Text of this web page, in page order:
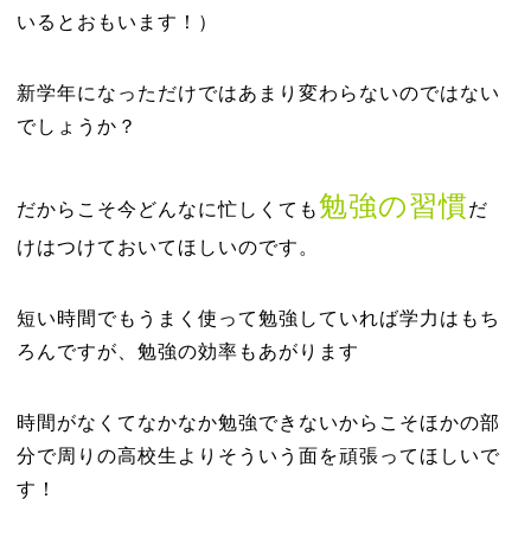
いるとおもいます！）
新学年になっただけではあまり変わらないのではない
でしょうか？
だからこそ今どんなに忙しくても勉強の習慣だ
けはつけておいてほしいのです。
短い時間でもうまく使って勉強していれば学力はもち
ろんですが、勉強の効率もあがります
時間がなくてなかなか勉強できないからこそほかの部
分で周りの高校生よりそういう面を頑張ってほしいで
す！